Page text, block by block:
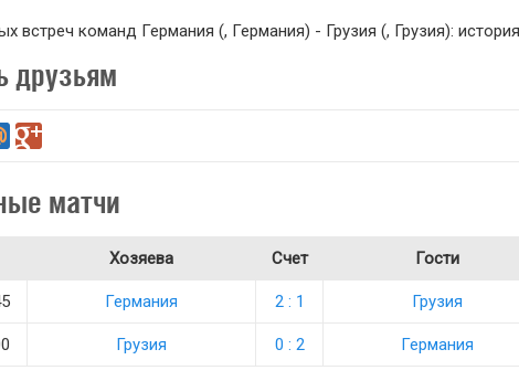
встреч команд Германия (, Германия) - Грузия (, Грузия):
друзьям
матчи
Хозяева Счет Гости
Германия 2 : 1 Грузия
Грузия 0 : 2 Германия